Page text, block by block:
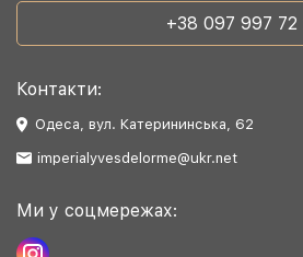
+38 097 997 72
Контакти:
Одеса, вул. Катерининська, 62
imperialyvesdelorme@ukr.net
Ми у соцмережах: